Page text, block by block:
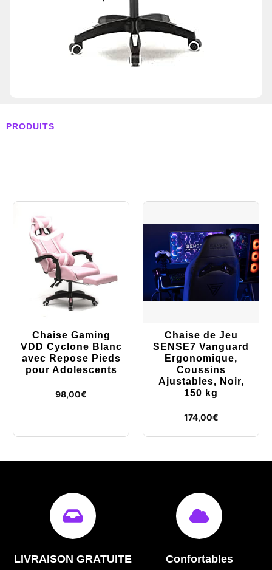
PRODUITS
Chaise Gaming
VDD Cyclone Blanc
avec Repose Pieds
pour Adolescents
98,00€
Chaise de Jeu
SENSE7 Vanguard
Ergonomique,
Coussins
Ajustables, Noir,
150 kg
174,00€
LIVRAISON GRATUITE Confortables